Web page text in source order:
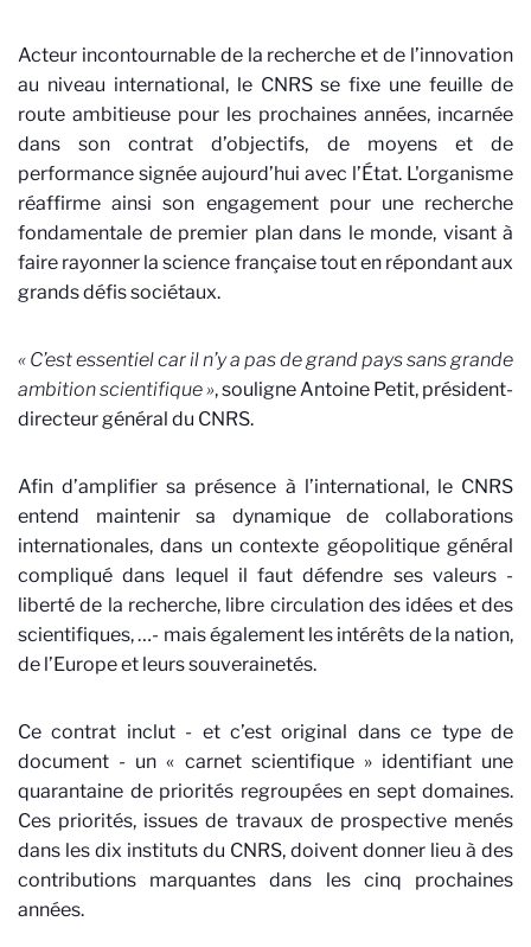
Acteur incontournable de la recherche et de l’innovation
au niveau international, le CNRS se fixe une feuille de
route ambitieuse pour les prochaines années, incarnée
dans son contrat d’objectifs, de moyens et de
performance signée aujourd’hui avec l’État. L'organisme
réaffirme ainsi son engagement pour une recherche
fondamentale de premier plan dans le monde, visant à
faire rayonner la science française tout en répondant aux
grands défis sociétaux.
« C’est essentiel car il n’y a pas de grand pays sans grande
ambition scientifique », souligne Antoine Petit, président-
directeur général du CNRS.
Afin d’amplifier sa présence à l’international, le CNRS
entend maintenir sa dynamique de collaborations
internationales, dans un contexte géopolitique général
compliqué dans lequel il faut défendre ses valeurs -
liberté de la recherche, libre circulation des idées et des
scientifiques, …- mais également les intérêts de la nation,
de l’Europe et leurs souverainetés.
Ce contrat inclut - et c’est original dans ce type de
document - un « carnet scientifique » identifiant une
quarantaine de priorités regroupées en sept domaines.
Ces priorités, issues de travaux de prospective menés
dans les dix instituts du CNRS, doivent donner lieu à des
contributions marquantes dans les cinq prochaines
années.